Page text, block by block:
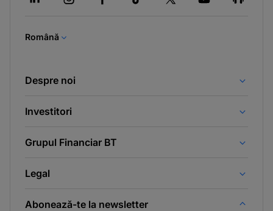
a
Română
Despre noi
Investitori
Grupul Financiar BT
Legal
Abonează-te la newsletter